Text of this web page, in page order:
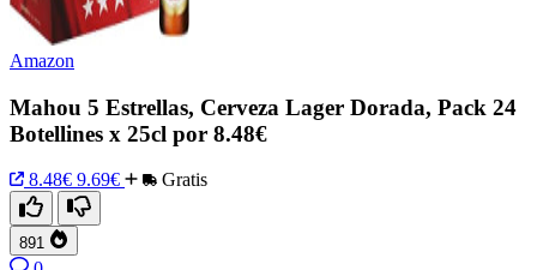
Amazon
Mahou 5 Estrellas, Cerveza Lager Dorada, Pack 24
Botellines x 25cl por 8.48€
8.48€ 9.69€ Gratis
891